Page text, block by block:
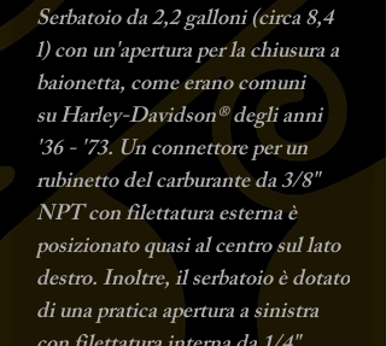
Serbatoio da 2,2 galloni (circa 8,4
l) con un'apertura per la chiusura a
baionetta, come erano comuni
su Harley-Davidson® degli anni
'36 - '73. Un connettore per un
rubinetto del carburante da 3/8"
NPT con filettatura esterna è
posizionato quasi al centro sul lato
destro. Inoltre, il serbatoio è dotato
di una pratica apertura a sinistra